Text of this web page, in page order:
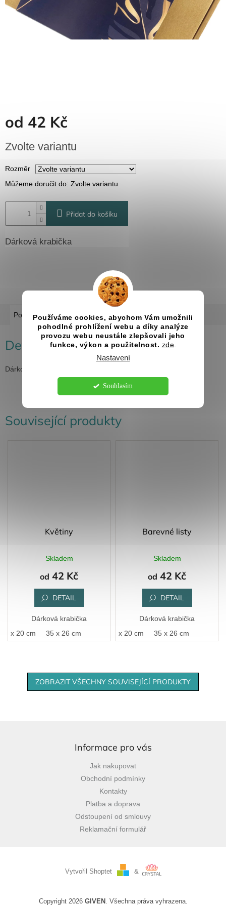
Používáme cookies, abychom Vám umožnili
pohodlné prohlížení webu a díky analýze
provozu webu neustále zlepšovali jeho
funkce, výkon a použitelnost. zde.
Nastavení
Souhlasím
dárkové
krabičky
Valentýn
Přihlášení
od 42 Kč
cena:
Zvolte variantu
Rozměr
Můžeme doručit do: Zvolte variantu
Přidat do košíku
Dárková krabička
Související produkty
Květiny
Skladem
od 42 Kč
DETAIL
Dárková krabička
26 x 20 cm
35 x 26 cm
Barevné listy
Skladem
od 42 Kč
DETAIL
Dárková krabička
26 x 20 cm
35 x 26 cm
ZOBRAZIT VŠECHNY SOUVISEJÍCÍ PRODUKTY
Popis Diskuze
Detailní popis produktu
Dárková krabička
Informace pro vás
Jak nakupovat
Obchodní podmínky
Kontakty
Platba a doprava
Odstoupení od smlouvy
Reklamační formulář
Vytvořil Shoptet &
Copyright 2026 GIVEN . Všechna práva vyhrazena.